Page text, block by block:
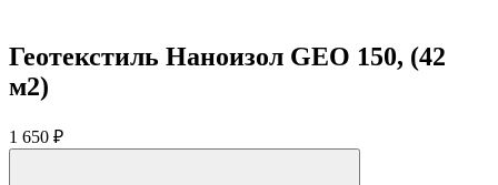
Геотекстиль Наноизол GEO 150, (42
м2)
1 650 ₽